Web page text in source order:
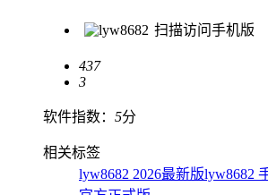
扫描访问手机版
437
3
软件指数： 5分
相关标签
lyw8682 2026最新版lyw8682